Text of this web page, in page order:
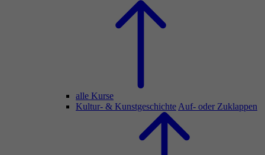
alle Kurse
Kultur- & Kunstgeschichte Auf- oder Zuklappen